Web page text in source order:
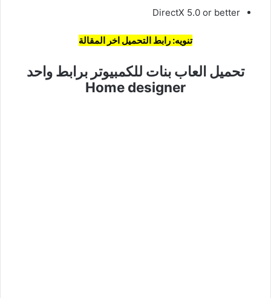
DirectX 5.0 or better
تنويه: رابط التحميل اخر المقالة
تحميل العاب بنات للكمبيوتر برابط واحد
Home designer